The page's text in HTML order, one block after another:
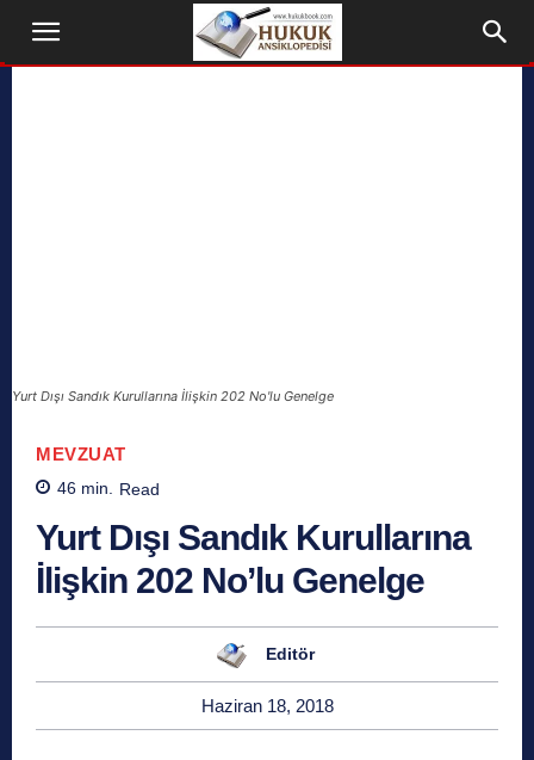
Yurt Dışı Sandık Kurullarına İlişkin 202 No'lu Genelge
MEVZUAT
46 min. Read
Yurt Dışı Sandık Kurullarına
İlişkin 202 No’lu Genelge
Editör
Haziran 18, 2018